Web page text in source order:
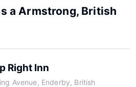
a Armstrong, British
Right Inn
Avenue, Enderby, British